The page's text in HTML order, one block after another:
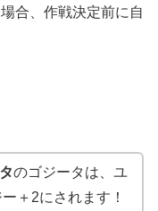
合、作戦決定前に自
のゴジータは、ユ
＋2にされます！